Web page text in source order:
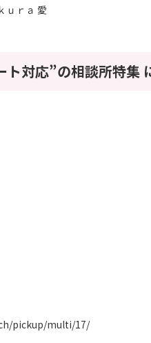
ｕｒａ 愛
ト対応”の相談所特集
pickup/multi/17/